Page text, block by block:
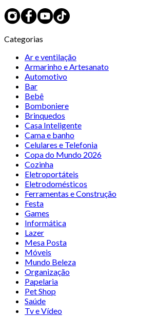
Categorias
Ar e ventilação
Armarinho e Artesanato
Automotivo
Bar
Bebê
Bomboniere
Brinquedos
Casa Inteligente
Cama e banho
Celulares e Telefonia
Copa do Mundo 2026
Cozinha
Eletroportáteis
Eletrodomésticos
Ferramentas e Construção
Festa
Games
Informática
Lazer
Mesa Posta
Móveis
Mundo Beleza
Organização
Papelaria
Pet Shop
Saúde
Tv e Vídeo